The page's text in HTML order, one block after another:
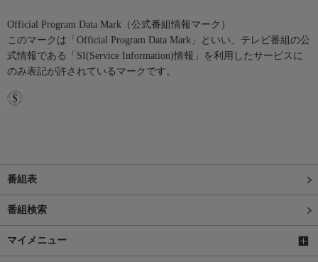
Official Program Data Mark（公式番組情報マーク）
このマークは「Official Program Data Mark」といい、テレビ番組の公
式情報である「SI(Service Information)情報」を利用したサービスに
のみ表記が許されているマークです。
番組表
番組検索
マイメニュー